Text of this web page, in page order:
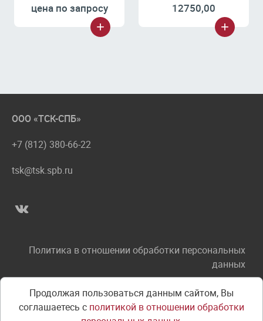
цена по запросу 12750,00
ООО «ТСК-СПБ»
+7 (812) 380-66-22
tsk@tsk.spb.ru
Политика в отношении обработки персональных
данных
Соглашение об использовании сайта
Правила оплаты
Продолжая пользоваться данным сайтом, Вы
соглашаетесь с политикой в отношении обработки